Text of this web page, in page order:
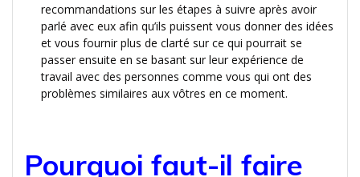
recommandations sur les étapes à suivre après avoir
parlé avec eux afin qu’ils puissent vous donner des idées
et vous fournir plus de clarté sur ce qui pourrait se
passer ensuite en se basant sur leur expérience de
travail avec des personnes comme vous qui ont des
problèmes similaires aux vôtres en ce moment.
Pourquoi faut-il faire